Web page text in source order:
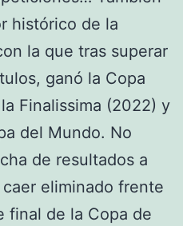
histórico de la
la que tras superar
ganó la Copa
Finalissima (2022) y
del Mundo. No
de resultados a
eliminado frente
final de la Copa de